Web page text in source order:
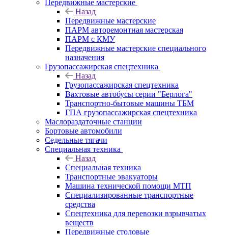
Передвижные мастерские
Назад
Передвижные мастерские
ПАРМ авторемонтная мастерская
ПАРМ с КМУ
Передвижные мастерские специального
назначения
Грузопассажирская спецтехника
Назад
Грузопассажирская спецтехника
Вахтовые автобусы серии "Берлога"
Транспортно-бытовые машины ТБМ
ГПА грузопассажирская спецтехника
Маслораздаточные станции
Бортовые автомобили
Седельные тягачи
Специальная техника
Назад
Специальная техника
Транспортные эвакуаторы
Машина технической помощи МТП
Специализированные транспортные
средства
Спецтехника для перевозки взрывчатых
веществ
Передвижные столовые